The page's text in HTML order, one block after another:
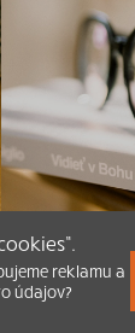
reklamu a
údajov?